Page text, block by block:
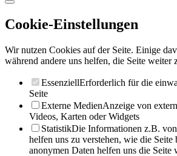
Cookie-Einstellungen
Wir nutzen Cookies auf der Seite. Einige
während andere uns helfen, die Seite weiter
EssenziellErforderlich für die
Seite
Externe MedienAnzeige von
Videos, Karten oder Widgets
StatistikDie Informationen z.B.
helfen uns zu verstehen, wie die
anonymen Daten helfen uns die Seite